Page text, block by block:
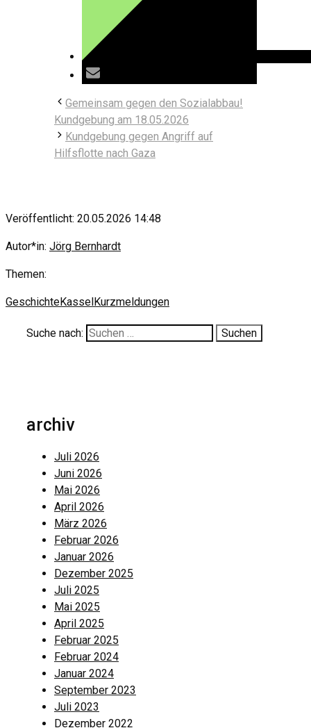
Gemeinsam gegen den Sozialabbau!
Kundgebung am 18.05.2026
Kundgebung gegen Angriff auf
Hilfsflotte nach Gaza
Veröffentlicht: 20.05.2026 14:48
Autor*in: Jörg Bernhardt
Themen:
GeschichteKasselKurzmeldungen
Suche nach:
archiv
Juli 2026
Juni 2026
Mai 2026
April 2026
März 2026
Februar 2026
Januar 2026
Dezember 2025
Juli 2025
Mai 2025
April 2025
Februar 2025
Februar 2024
Januar 2024
September 2023
Juli 2023
Dezember 2022